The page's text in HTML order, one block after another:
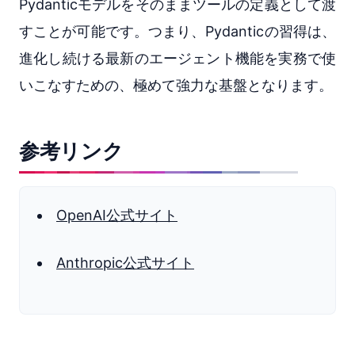
Pydanticモデルをそのままツールの定義として渡
すことが可能です。つまり、Pydanticの習得は、
進化し続ける最新のエージェント機能を実務で使
いこなすための、極めて強力な基盤となります。
参考リンク
OpenAI公式サイト
Anthropic公式サイト